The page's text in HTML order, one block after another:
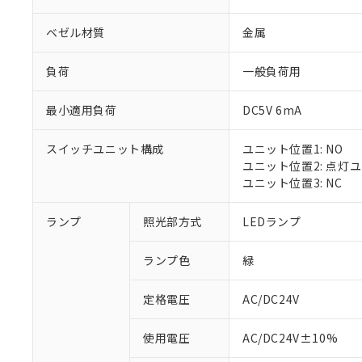
ベゼル材質 金属
負荷 一般負荷用
最小適用負荷 DC5V 6mA
スイッチユニット構成
ユニット位置1: NO
ユニット位置2: 点灯
ユニット位置3: NC
ランプ 照光部方式 LEDランプ
ランプ色 緑
定格電圧 AC/DC24V
使用電圧 AC/DC24V±10%
※1 対応状況